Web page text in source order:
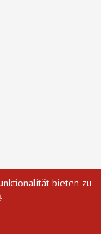
bieten zu
.